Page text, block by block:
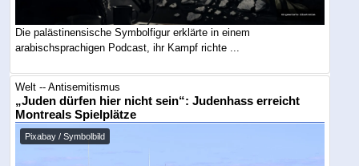
Die palästinensische Symbolfigur erklärte in einem
arabischsprachigen Podcast, ihr Kampf richte ...
Welt -- Antisemitismus
„Juden dürfen hier nicht sein“: Judenhass erreicht
Montreals Spielplätze
Pixabay / Symbolbild